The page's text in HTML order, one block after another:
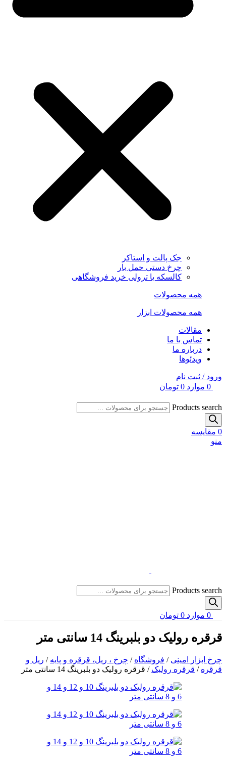
جک پالت و استاکر
چرخ دستی حمل بار
کالسکه یا ترولی خرید فروشگاهی
همه محصولات
همه محصولات ابزار
مقالات
تماس با ما
درباره ما
ویدئوها
ورود / ثبت نام
0 موارد 0 تومان
Products search
0 مقایسه
منو
Products search
0 موارد 0 تومان
قرقره رولیک دو بلبرینگ 14 سانتی متر
چرخ ابزار امینی / فروشگاه / چرخ ، ریل، قرقره و پایه / ریل و
قرقره / قرقره رولیک / قرقره رولیک دو بلبرینگ 14 سانتی متر